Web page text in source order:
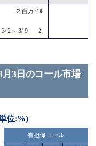
２百万ﾄﾞﾙ
3/ 2～ 3/ 9 2.
3日のコール市場
位:%)
有担保コール